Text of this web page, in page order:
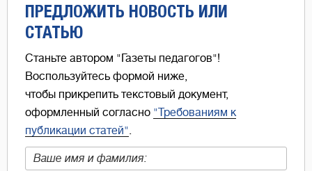
ПРЕДЛОЖИТЬ НОВОСТЬ ИЛИ
СТАТЬЮ
Станьте автором "Газеты педагогов"!
Воспользуйтесь формой ниже,
чтобы прикрепить текстовый документ,
оформленный согласно "Требованиям к
публикации статей".